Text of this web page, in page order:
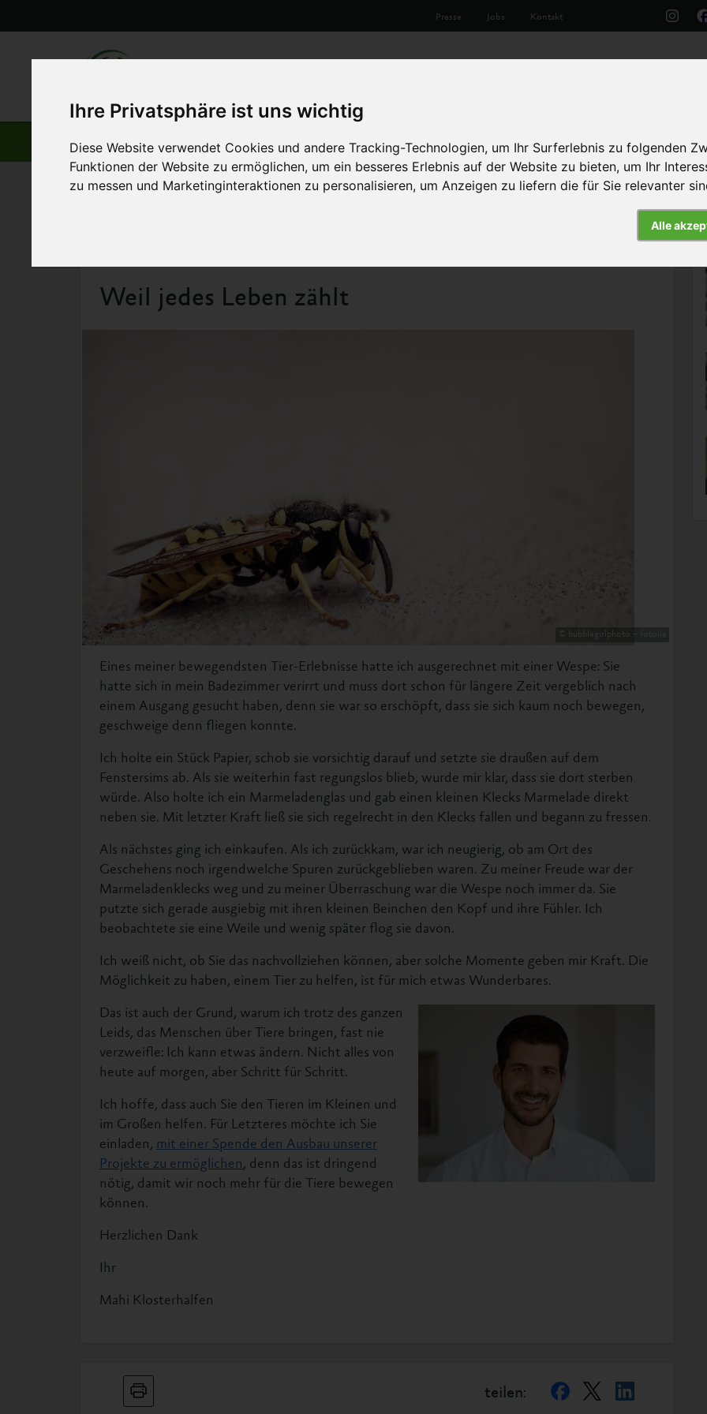
Ihre Privatsphäre ist uns wichtig
Diese Website verwendet Cookies und andere Tracking-Technologien, um Ihr Surferlebnis zu folgenden
Funktionen der Website zu ermöglichen, um ein besseres Erlebnis auf der Website zu bieten, um Ihr
zu messen und Marketinginteraktionen zu personalisieren, um Anzeigen zu liefern die für Sie relevanter
Alle
Presse Jobs Kontakt
AKTUELLE BEITRÄGE
Weil jedes Leben zählt
Weil jedes Leben zählt
© bubblegirlphoto – fotolia
Eines meiner bewegendsten Tier-Erlebnisse hatte ich ausgerechnet mit einer Wespe: Sie
hatte sich in mein Badezimmer verirrt und muss dort schon für längere Zeit vergeblich nach
einem Ausgang gesucht haben, denn sie war so erschöpft, dass sie sich kaum noch bewegen,
geschweige denn fliegen konnte.
Ich holte ein Stück Papier, schob sie vorsichtig darauf und setzte sie draußen auf dem
Fenstersims ab. Als sie weiterhin fast regungslos blieb, wurde mir klar, dass sie dort sterben
würde. Also holte ich ein Marmeladenglas und gab einen kleinen Klecks Marmelade direkt
neben sie. Mit letzter Kraft ließ sie sich regelrecht in den Klecks fallen und begann zu fressen.
Als nächstes ging ich einkaufen. Als ich zurückkam, war ich neugierig, ob am Ort des
Geschehens noch irgendwelche Spuren zurückgeblieben waren. Zu meiner Freude war der
Marmeladenklecks weg und zu meiner Überraschung war die Wespe noch immer da. Sie
putzte sich gerade ausgiebig mit ihren kleinen Beinchen den Kopf und ihre Fühler. Ich
beobachtete sie eine Weile und wenig später flog sie davon.
Ich weiß nicht, ob Sie das nachvollziehen können, aber solche Momente geben mir Kraft. Die
Möglichkeit zu haben, einem Tier zu helfen, ist für mich etwas Wunderbares.
Das ist auch der Grund, warum ich trotz des ganzen
Leids, das Menschen über Tiere bringen, fast nie
verzweifle: Ich kann etwas ändern. Nicht alles von
heute auf morgen, aber Schritt für Schritt.
Ich hoffe, dass auch Sie den Tieren im Kleinen und
im Großen helfen. Für Letzteres möchte ich Sie
einladen, mit einer Spende den Ausbau unserer
Projekte zu ermöglichen, denn das ist dringend
nötig, damit wir noch mehr für die Tiere bewegen
können.
Herzlichen Dank
Ihr
Mahi Klosterhalfen
teilen: